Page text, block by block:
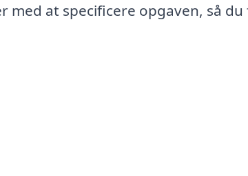
med at specificere opgaven, så du